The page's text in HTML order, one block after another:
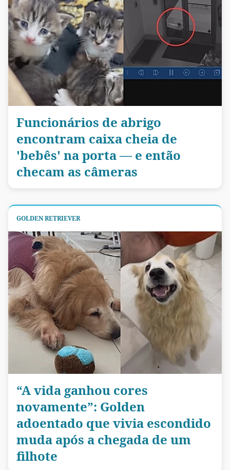
Funcionários de abrigo
encontram caixa cheia de
'bebês' na porta — e então
checam as câmeras
GOLDEN RETRIEVER
“A vida ganhou cores
novamente”: Golden
adoentado que vivia escondido
muda após a chegada de um
filhote